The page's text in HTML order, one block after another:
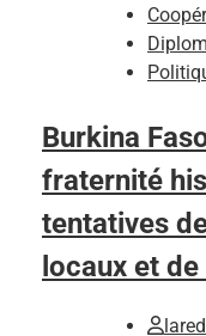
Burkina
fraternité
tentatives
locaux et